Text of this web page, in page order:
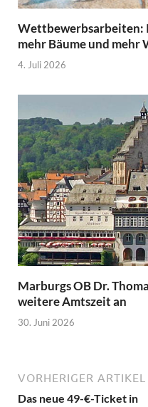
Wettbewerbsarbeiten:
mehr Bäume und mehr
4. Juli 2026
Marburgs OB Dr.
weitere Amtszeit an
30. Juni 2026
VORHERIGER ARTIKEL
Das neue 49-€-Ticket in